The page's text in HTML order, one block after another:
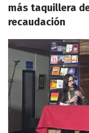
más taquillera
recaudación